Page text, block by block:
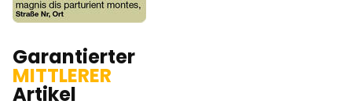
Garantierter
MITTLERER
Artikel